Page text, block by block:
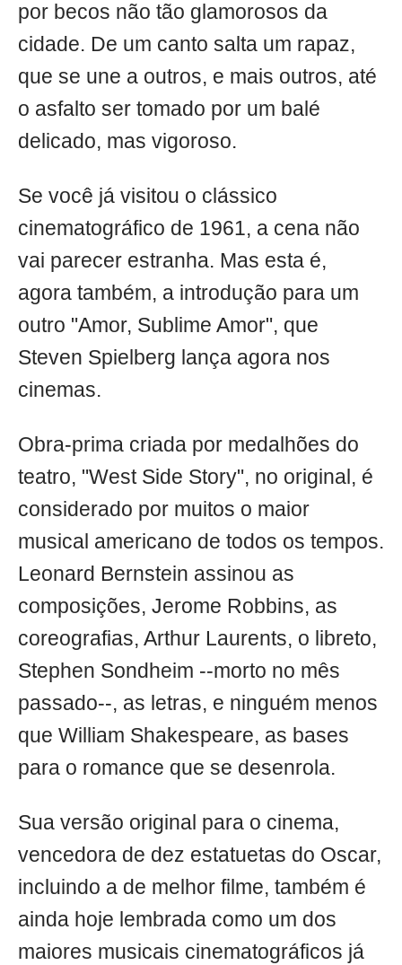
por becos não tão glamorosos da
cidade. De um canto salta um rapaz,
que se une a outros, e mais outros, até
o asfalto ser tomado por um balé
delicado, mas vigoroso.
Se você já visitou o clássico
cinematográfico de 1961, a cena não
vai parecer estranha. Mas esta é,
agora também, a introdução para um
outro "Amor, Sublime Amor", que
Steven Spielberg lança agora nos
cinemas.
Obra-prima criada por medalhões do
teatro, "West Side Story", no original, é
considerado por muitos o maior
musical americano de todos os tempos.
Leonard Bernstein assinou as
composições, Jerome Robbins, as
coreografias, Arthur Laurents, o libreto,
Stephen Sondheim --morto no mês
passado--, as letras, e ninguém menos
que William Shakespeare, as bases
para o romance que se desenrola.
Sua versão original para o cinema,
vencedora de dez estatuetas do Oscar,
incluindo a de melhor filme, também é
ainda hoje lembrada como um dos
maiores musicais cinematográficos já